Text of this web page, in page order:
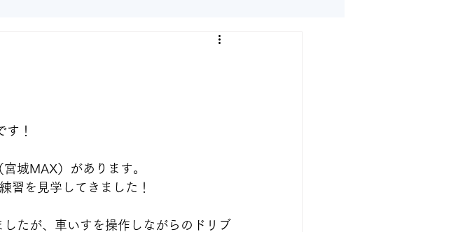
！
城MAX）があります。
習を見学してきました！
たが、車いすを操作しながらのドリブ